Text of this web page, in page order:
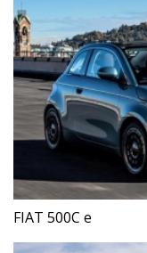
FIAT 500C e